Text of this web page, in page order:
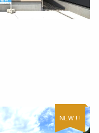
NEW ! !